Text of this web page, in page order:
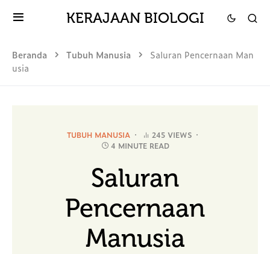
KERAJAAN BIOLOGI
Beranda Tubuh Manusia
Saluran Pencernaan Man
usia
TUBUH MANUSIA
245 VIEWS
4 MINUTE READ
Saluran
Pencernaan
Manusia